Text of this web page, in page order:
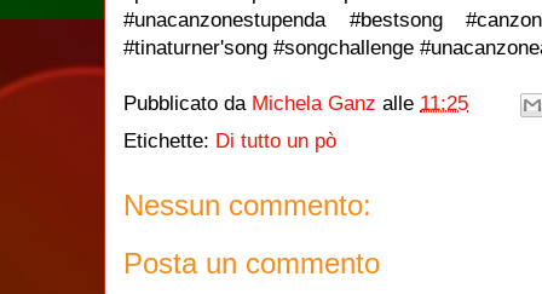
#unacanzonestupenda #bestsong
#tinaturner'song #songchallenge
Pubblicato da Michela Ganz alle 11:25
Etichette: Di tutto un pò
Nessun commento:
Posta un commento